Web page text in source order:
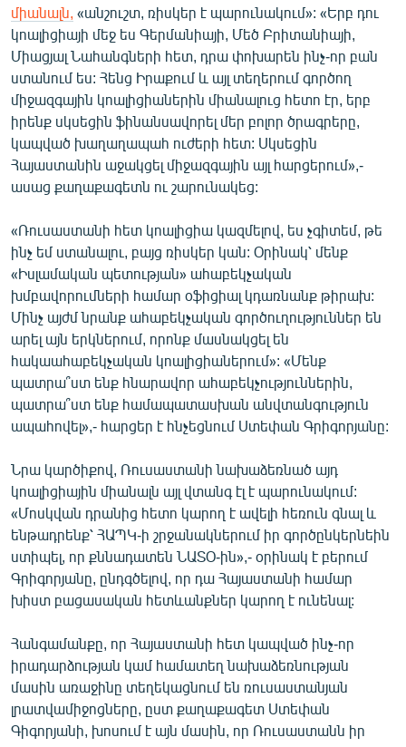
ՀԵՏԵՎԵՔ ՄԵԶ
«Ազատության» բոլոր կայքերը
միանալն, «անշուշտ, ռիսկեր է պարունակում»: «Երբ դու
կոալիցիայի մեջ ես Գերմանիայի, Մեծ Բրիտանիայի,
Միացյալ Նահանգների հետ, դրա փոխարեն ինչ-որ բան
ստանում ես: Հենց Իրաքում և այլ տեղերում գործող
միջազգային կոալիցիաներին միանալուց հետո էր, երբ
իրենք սկսեցին ֆինանսավորել մեր բոլոր ծրագրերը,
կապված խաղաղապահ ուժերի հետ: Սկսեցին
Հայաստանին աջակցել միջազգային այլ հարցերում»,-
ասաց քաղաքագետն ու շարունակեց:
«Ռուսաստանի հետ կոալիցիա կազմելով, ես չգիտեմ, թե
ինչ եմ ստանալու, բայց ռիսկեր կան: Օրինակ՝ մենք
«Իսլամական պետության» ահաբեկչական
խմբավորումների համար օֆիցիալ կդառնանք թիրախ:
Մինչ այժմ նրանք ահաբեկչական գործուղություններ են
արել այն երկներում, որոնք մասնակցել են
հակաահաբեկչական կոալիցիաներում»: «Մենք
պատրա՞ստ ենք հնարավոր ահաբեկչություններին,
պատրա՞ստ ենք համապատասխան անվտանգություն
ապահովել»,- հարցեր է հնչեցնում Ստեփան Գրիգորյանը:
Նրա կարծիքով, Ռուսաստանի նախաձեռնած այդ
կոալիցիային միանալն այլ վտանգ էլ է պարունակում:
«Մոսկվան դրանից հետո կարող է ավելի հեռուն գնալ և
ենթադրենք՝ ՀԱՊԿ-ի շրջանակներում իր գործընկերնեին
ստիպել, որ քննադատեն ՆԱՏՕ-ին»,- օրինակ է բերում
Գրիգորյանը, ընդգծելով, որ դա Հայաստանի համար
խիստ բացասական հետևանքներ կարող է ունենալ:
Հանգամանքը, որ Հայաստանի հետ կապված ինչ-որ
իրադարձության կամ համատեղ նախաձեռնության
մասին առաջինը տեղեկացնում են ռուսաստանյան
լրատվամիջոցները, ըստ քաղաքագետ Ստեփան
Գիգորյանի, խոսում է այն մասին, որ Ռուսաստանն իր